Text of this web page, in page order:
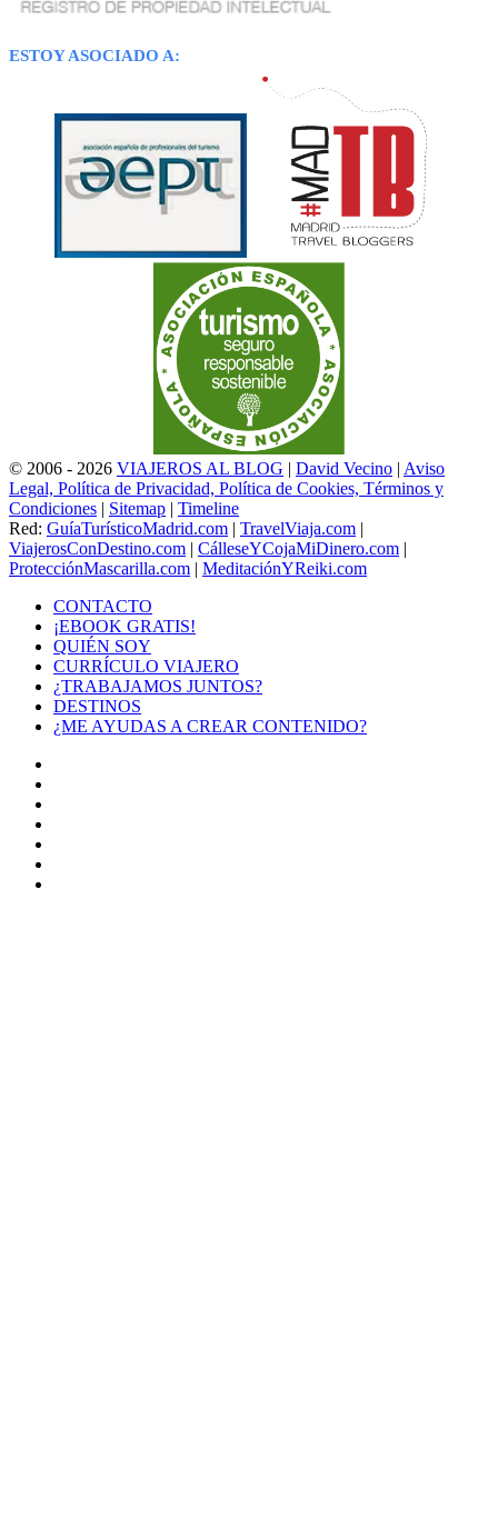
ESTOY ASOCIADO A:
© 2006 - 2026 VIAJEROS AL BLOG | David Vecino | Aviso
Legal, Política de Privacidad, Política de Cookies, Términos y
Condiciones | Sitemap | Timeline
Red: GuíaTurísticoMadrid.com | TravelViaja.com |
ViajerosConDestino.com | CálleseYCojaMiDinero.com |
ProtecciónMascarilla.com | MeditaciónYReiki.com
CONTACTO
¡EBOOK GRATIS!
QUIÉN SOY
CURRÍCULO VIAJERO
¿TRABAJAMOS JUNTOS?
DESTINOS
¿ME AYUDAS A CREAR CONTENIDO?